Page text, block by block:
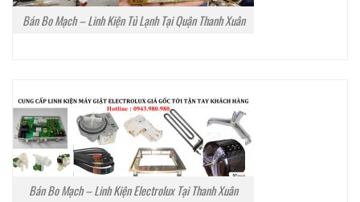
Bán Bo Mạch – Linh Kiện Tủ Lạnh Tại Quận Thanh Xuân
Bán Bo Mạch – Linh Kiện Electrolux Tại Thanh Xuân